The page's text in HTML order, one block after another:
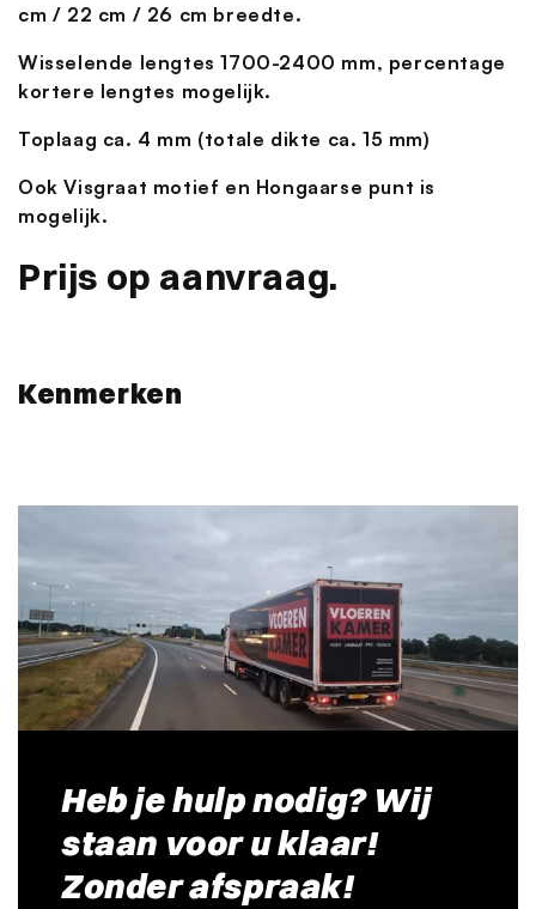
cm / 22 cm / 26 cm breedte.
Wisselende lengtes 1700-2400 mm, percentage
kortere lengtes mogelijk.
Toplaag ca. 4 mm (totale dikte ca. 15 mm)
Ook Visgraat motief en Hongaarse punt is
mogelijk.
Prijs op aanvraag.
Kenmerken
Heb je hulp nodig? Wij
staan voor u klaar!
Zonder afspraak!